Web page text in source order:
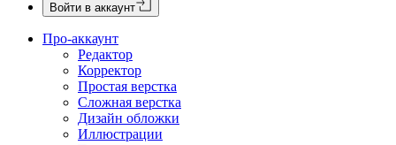
Войти в аккаунт
Про-аккаунт
Редактор
Корректор
Простая верстка
Сложная верстка
Дизайн обложки
Иллюстрации